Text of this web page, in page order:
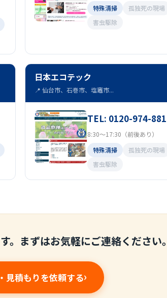
特殊清掃
孤独死の現場
害虫駆除
日本エコテック
📍 仙台市、石巻市、塩竈市...
TEL: 0120-974-881
8:30～17:30（前後あり）
特殊清掃
孤独死の現場
害虫駆除
。まずはお気軽にご連絡ください。
見積もりを依頼する